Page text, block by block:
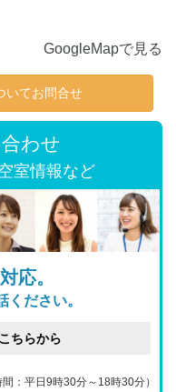
GoogleMapで見る
いてお問合せ
わせ
室情報など
応。
ください。
ちらから
間：平日9時30分～18時30分）